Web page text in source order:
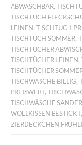
ABWASCHBAR,
TISCHTUCH
LEINEN ,TISCHTUCH
TISCHTUCH SOMMER,
TISCHTÜCHER
TISCHTÜCHER LEINEN ,
TISCHTÜCHER SOMMER
TISCHWÄSCHE BILLIG,
PREISWERT,
TISCHWÄSCHE SANDER
WOLLKISSEN BESTICKT
ZIERDECKCHEN